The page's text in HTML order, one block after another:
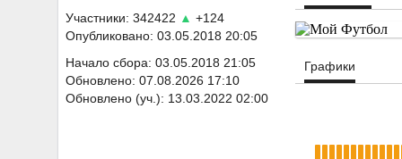
Участники: 342422 ▲ +124
Опубликовано: 03.05.2018 20:05
Начало сбора: 03.05.2018 21:05
Обновлено: 07.08.2026 17:10
Обновлено (уч.): 13.03.2022 02:00
Графики